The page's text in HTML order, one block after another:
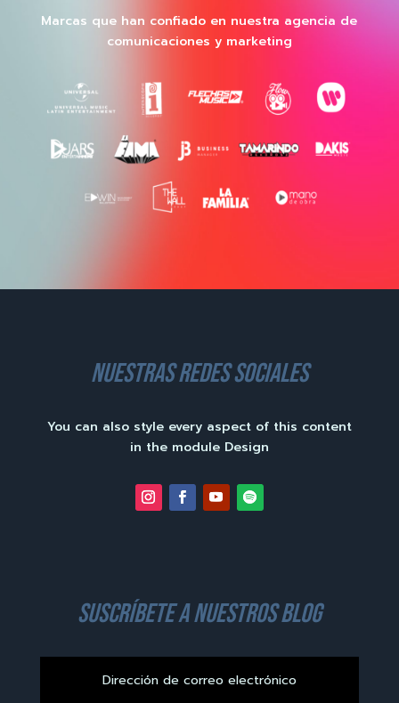
Marcas que han confiado en nuestra agencia de
comunicaciones y marketing
nuestras redes sociales
You can also style every aspect of this content
in the module Design
suscríbete a nuestros blog